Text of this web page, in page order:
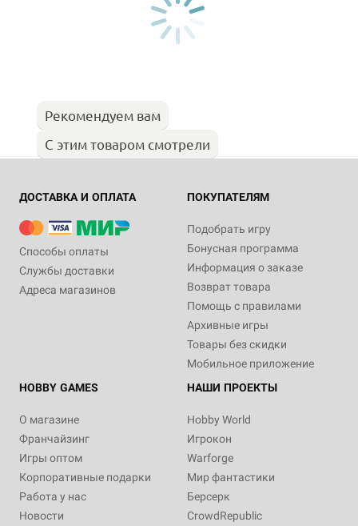
Рекомендуем вам
С этим товаром смотрели
ДОСТАВКА И ОПЛАТА
Способы оплаты
Службы доставки
Адреса магазинов
ПОКУПАТЕЛЯМ
Подобрать игру
Бонусная программа
Информация о заказе
Возврат товара
Помощь с правилами
Архивные игры
Товары без скидки
Мобильное приложение
HOBBY GAMES
О магазине
Франчайзинг
Игры оптом
Корпоративные подарки
Работа у нас
Новости
НАШИ ПРОЕКТЫ
Hobby World
Игрокон
Warforge
Мир фантастики
Берсерк
CrowdRepublic